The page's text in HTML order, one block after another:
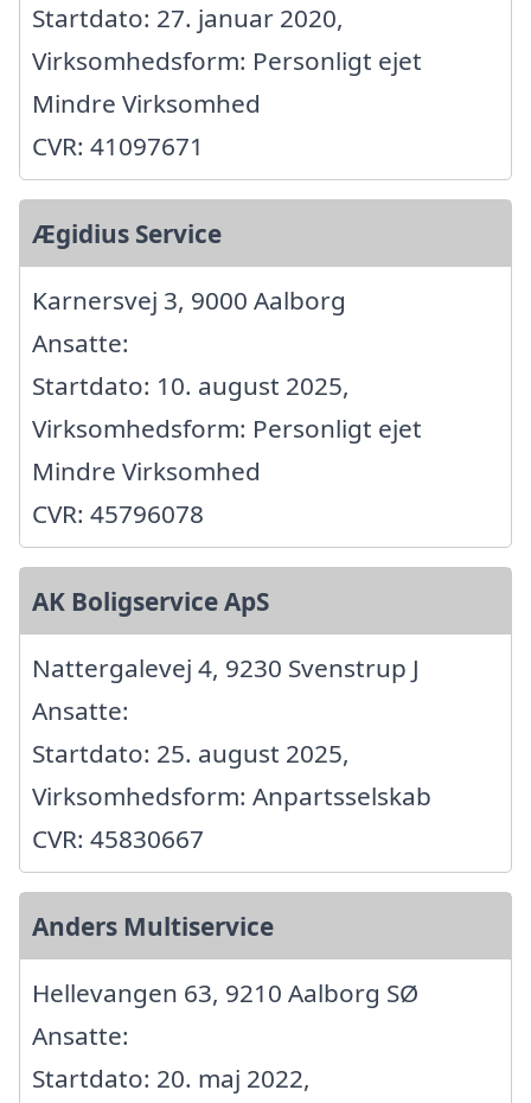
Startdato: 27. januar 2020,
Virksomhedsform: Personligt ejet
Mindre Virksomhed
CVR: 41097671
Ægidius Service
Karnersvej 3, 9000 Aalborg
Ansatte:
Startdato: 10. august 2025,
Virksomhedsform: Personligt ejet
Mindre Virksomhed
CVR: 45796078
AK Boligservice ApS
Nattergalevej 4, 9230 Svenstrup J
Ansatte:
Startdato: 25. august 2025,
Virksomhedsform: Anpartsselskab
CVR: 45830667
Anders Multiservice
Hellevangen 63, 9210 Aalborg SØ
Ansatte:
Startdato: 20. maj 2022,